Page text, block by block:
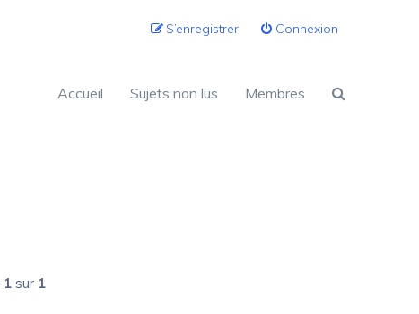
Connexion
S’enregistrer
Accueil Sujets non lus Membres
1sur 1